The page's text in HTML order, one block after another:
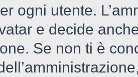
ogni utente.
e decide
Se non ti è